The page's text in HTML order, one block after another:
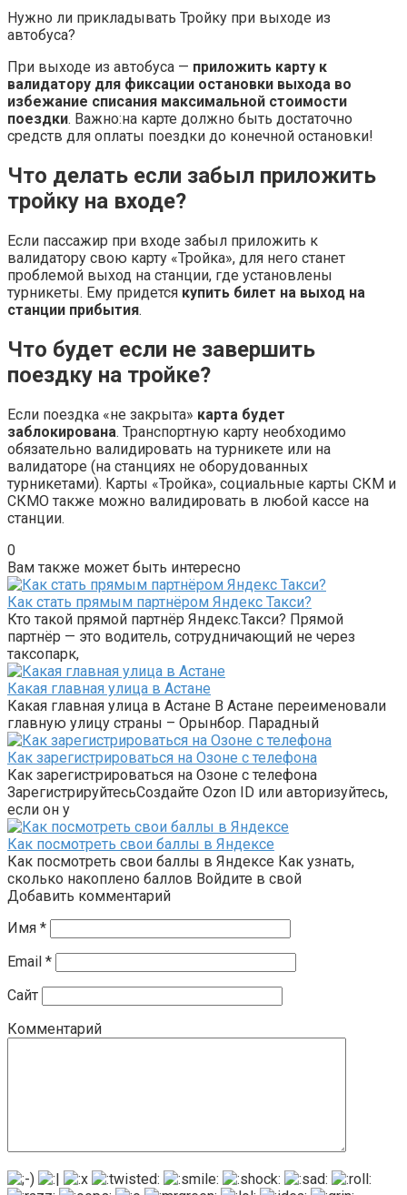
Нужно ли прикладывать Тройку при выходе из
автобуса?
При выходе из автобуса — приложить карту к
валидатору для фиксации остановки выхода во
избежание списания максимальной стоимости
поездки. Важно:на карте должно быть достаточно
средств для оплаты поездки до конечной остановки!
Что делать если забыл приложить
тройку на входе?
Если пассажир при входе забыл приложить к
валидатору свою карту «Тройка», для него станет
проблемой выход на станции, где установлены
турникеты. Ему придется купить билет на выход на
станции прибытия.
Что будет если не завершить
поездку на тройке?
Если поездка «не закрыта» карта будет
заблокирована. Транспортную карту необходимо
обязательно валидировать на турникете или на
валидаторе (на станциях не оборудованных
турникетами). Карты «Тройка», социальные карты СКМ и
СКМО также можно валидировать в любой кассе на
станции.
0
Вам также может быть интересно
Как стать прямым партнёром Яндекс Такси?
Кто такой прямой партнёр Яндекс.Такси? Прямой
партнёр — это водитель, сотрудничающий не через
таксопарк,
Какая главная улица в Астане
Какая главная улица в Астане В Астане переименовали
главную улицу страны – Орынбор. Парадный
Как зарегистрироваться на Озоне с телефона
Как зарегистрироваться на Озоне с телефона
ЗарегистрируйтесьСоздайте Ozon ID или авторизуйтесь,
если он у
Как посмотреть свои баллы в Яндексе
Как посмотреть свои баллы в Яндексе Как узнать,
сколько накоплено баллов Войдите в свой
Добавить комментарий
Имя *
Email *
Сайт
Комментарий